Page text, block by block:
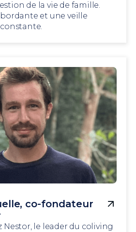
de la vie de famille.
et une veille
co-fondateur
Nestor, le leader du coliving